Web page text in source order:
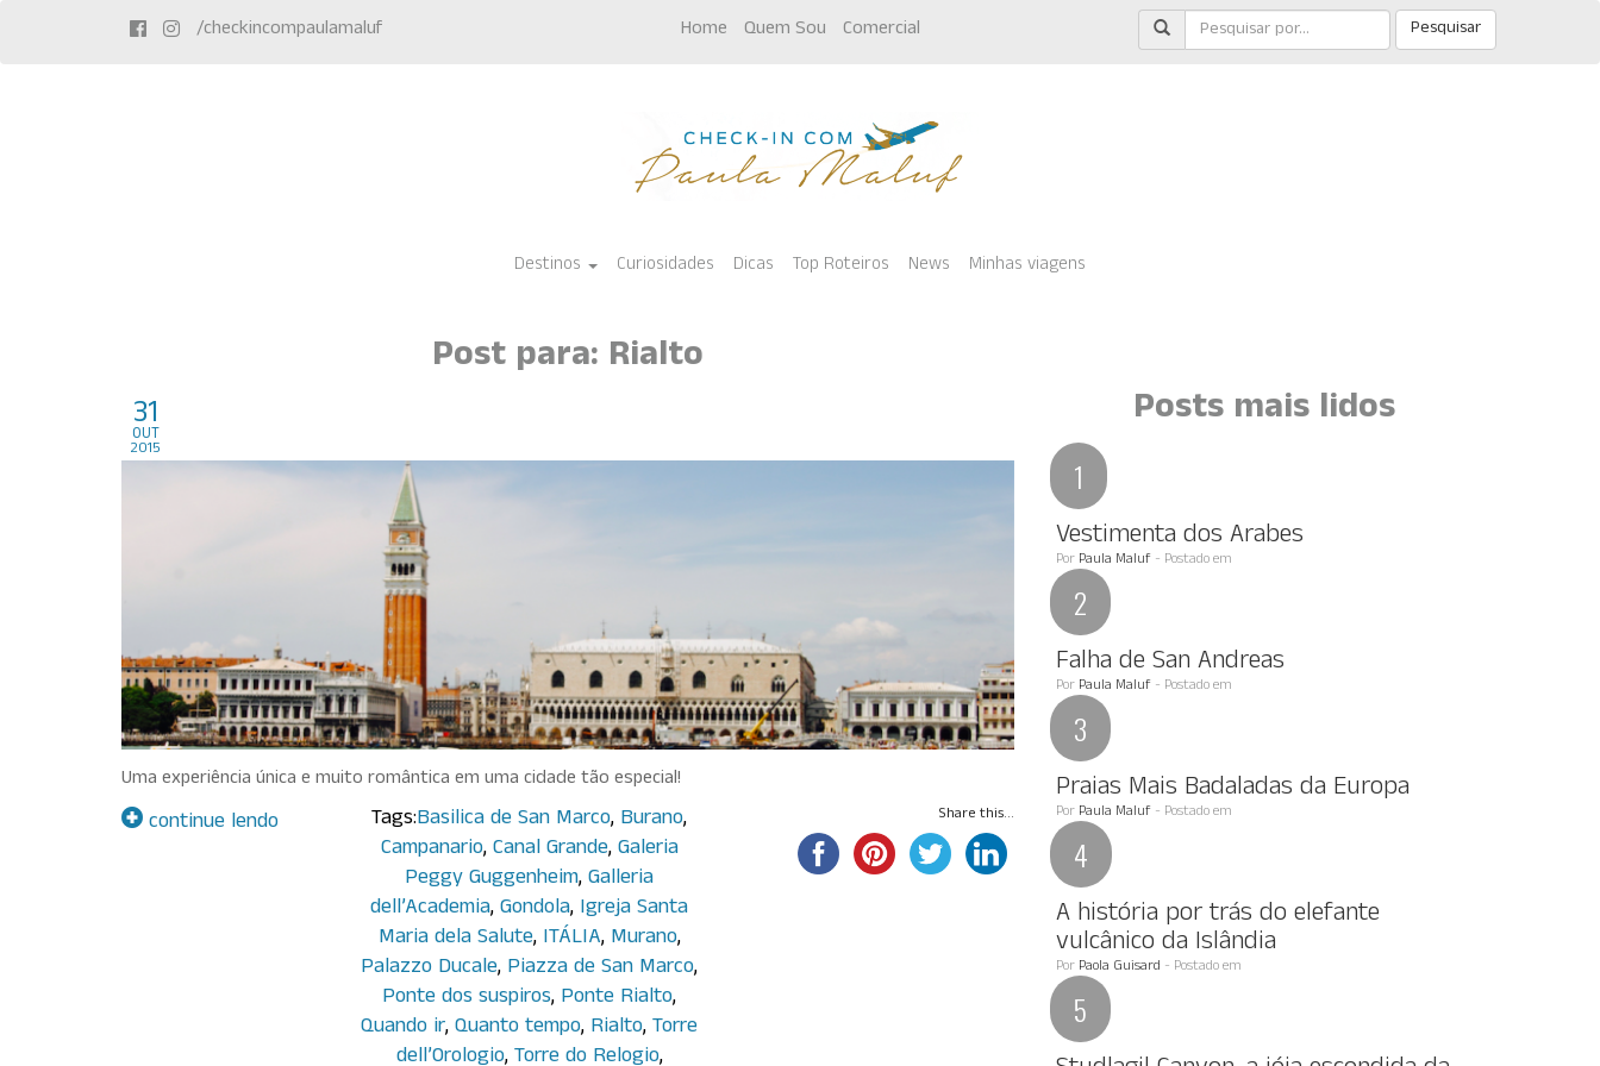
/checkincompaulamaluf Home Quem Sou Comercial Pesquisar
Destinos Curiosidades Dicas Top Roteiros News Minhas viagens
Post para: Rialto
31
out
2015
Uma experiência única e muito romântica em uma cidade tão especial!
continue lendo Tags:Basilica de San Marco, Burano,
Campanario, Canal Grande, Galeria
Peggy Guggenheim, Galleria
dell’Academia, Gondola, Igreja Santa
Maria dela Salute, ITÁLIA, Murano,
Palazzo Ducale, Piazza de San Marco,
Ponte dos suspiros, Ponte Rialto,
Quando ir, Quanto tempo, Rialto, Torre
dell’Orologio, Torre do Relogio,
Share this...
Posts mais lidos
Vestimenta dos Arabes
Por Paula Maluf - Postado em
Falha de San Andreas
Por Paula Maluf - Postado em
Praias Mais Badaladas da Europa
Por Paula Maluf - Postado em
A história por trás do elefante
vulcânico da Islândia
Por Paola Guisard - Postado em